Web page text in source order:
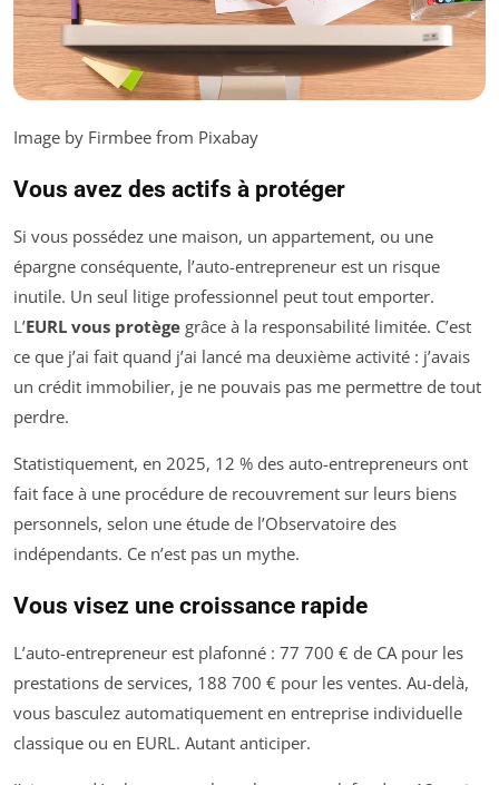
Image by Firmbee from Pixabay
Vous avez des actifs à protéger
Si vous possédez une maison, un appartement, ou une
épargne conséquente, l’auto-entrepreneur est un risque
inutile. Un seul litige professionnel peut tout emporter.
L’EURL vous protège grâce à la responsabilité limitée. C’est
ce que j’ai fait quand j’ai lancé ma deuxième activité : j’avais
un crédit immobilier, je ne pouvais pas me permettre de tout
perdre.
Statistiquement, en 2025, 12 % des auto-entrepreneurs ont
fait face à une procédure de recouvrement sur leurs biens
personnels, selon une étude de l’Observatoire des
indépendants. Ce n’est pas un mythe.
Vous visez une croissance rapide
L’auto-entrepreneur est plafonné : 77 700 € de CA pour les
prestations de services, 188 700 € pour les ventes. Au-delà,
vous basculez automatiquement en entreprise individuelle
classique ou en EURL. Autant anticiper.